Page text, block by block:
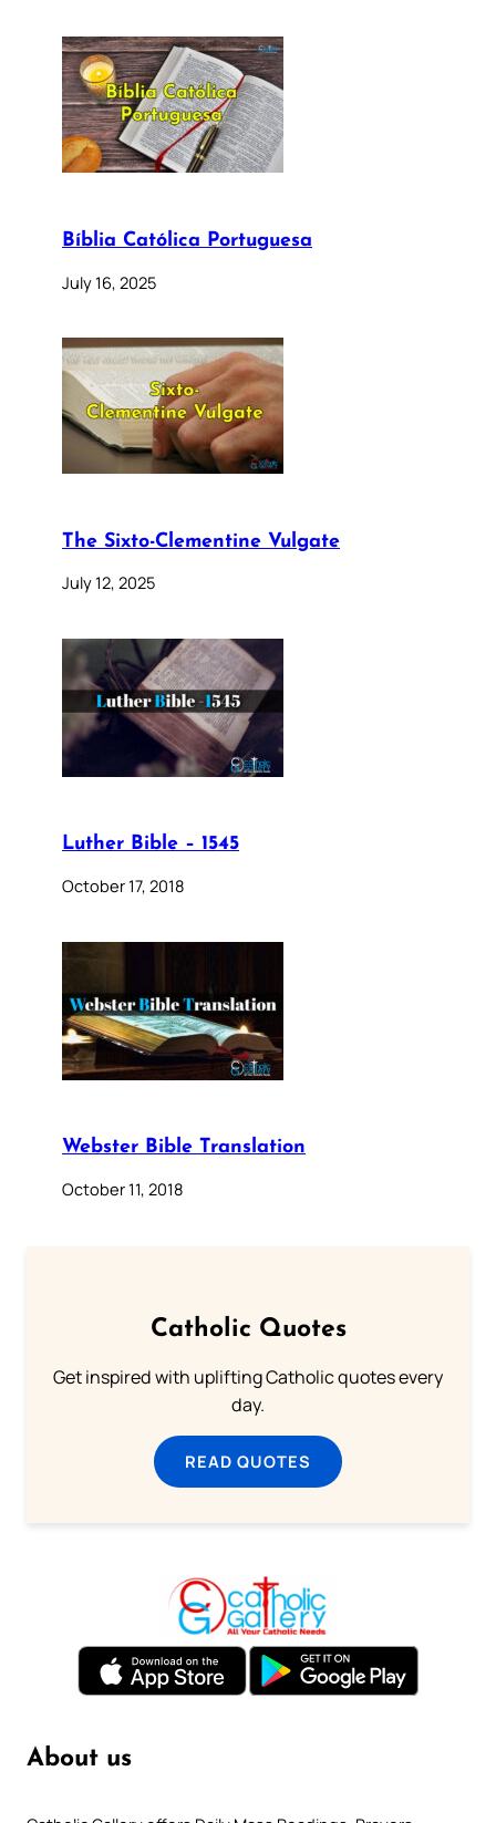
Bíblia Católica Portuguesa
July 16, 2025
The Sixto-Clementine Vulgate
July 12, 2025
Luther Bible – 1545
October 17, 2018
Webster Bible Translation
October 11, 2018
Catholic Quotes
Get inspired with uplifting Catholic quotes every
day.
READ QUOTES
About us